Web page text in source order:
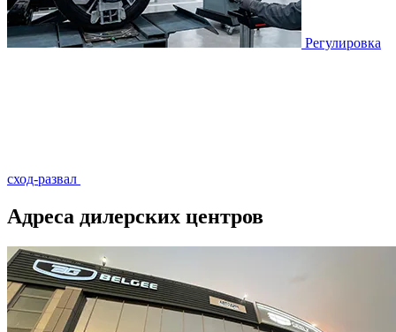
Регулировка
сход-развал
Адреса дилерских центров